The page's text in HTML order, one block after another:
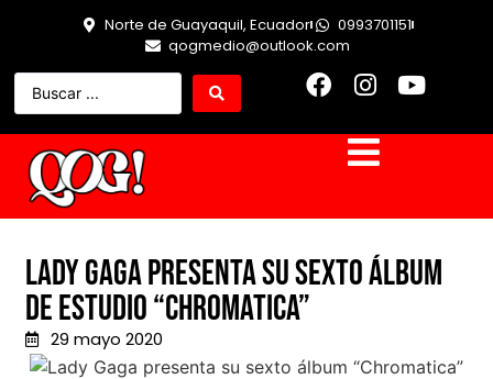
Norte de Guayaquil, Ecuador
0993701151
qogmedio@outlook.com
Lady Gaga presenta su sexto álbum
de estudio “Chromatica”
29 mayo 2020